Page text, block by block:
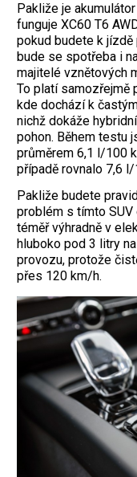
Pakliže je
funguje XC60 T6
pokud budete k
bude se spotřeba i
majitelé vznětových
To platí samozřejmě
kde dochází k
nichž dokáže
pohon. Během testu
průměrem 6,1 l/100
případě rovnalo 7,6 l/
Pakliže budete
problém s tímto
téměř ­výhradně v
hluboko pod 3 litry
provozu, protože
přes 120 km/h.